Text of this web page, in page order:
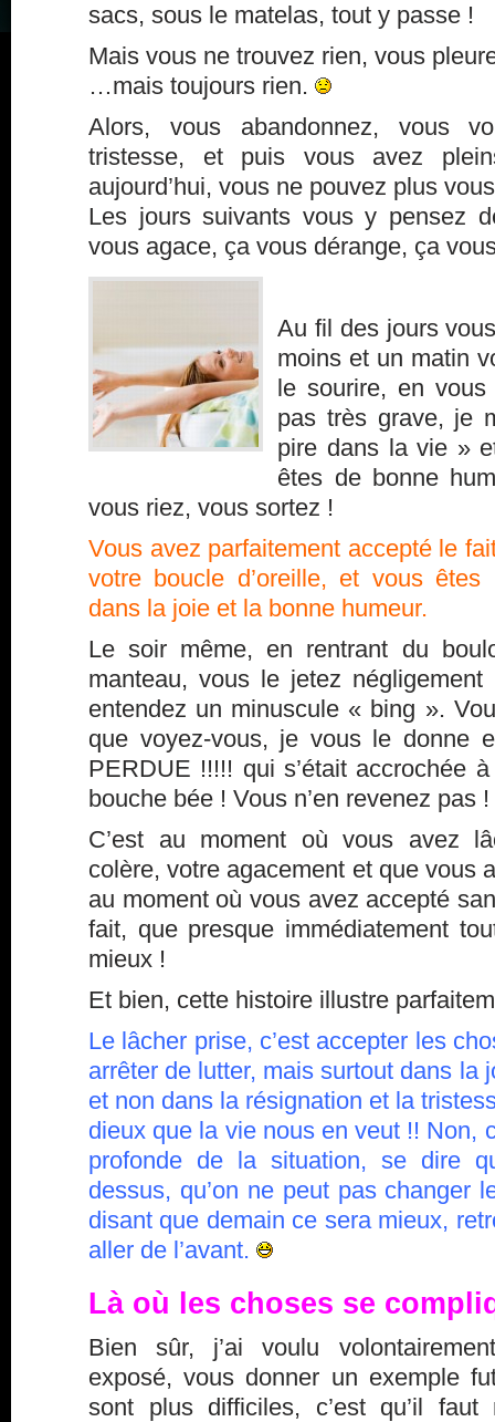
sacs, sous le matelas, tout y passe !
Mais vous ne trouvez rien, vous
…mais toujours rien.
Alors, vous abandonnez, vous
tristesse, et puis vous avez
aujourd’hui, vous ne pouvez plus
Les jours suivants vous y pensez
vous agace, ça vous dérange, ça
Au fil des jours
moins et un matin
le sourire, en vous
pas très grave, je
pire dans la vie »
êtes de bonne
vous riez, vous sortez !
Vous avez parfaitement accepté le
votre boucle d’oreille, et vous
dans la joie et la bonne humeur.
Le soir même, en rentrant du
manteau, vous le jetez
entendez un minuscule « bing ».
que voyez-vous, je vous le donne
PERDUE !!!!! qui s’était accrochée
bouche bée ! Vous n’en revenez pas !
C’est au moment où vous avez
colère, votre agacement et que vous
au moment où vous avez accepté
fait, que presque immédiatement
mieux !
Et bien, cette histoire illustre
Le lâcher prise, c’est accepter les
arrêter de lutter, mais surtout dans la
et non dans la résignation et la
dieux que la vie nous en veut !! Non,
profonde de la situation, se dire
dessus, qu’on ne peut pas changer
disant que demain ce sera mieux,
aller de l’avant.
Là où les choses se
Bien sûr, j’ai voulu
exposé, vous donner un exemple
sont plus difficiles, c’est qu’il